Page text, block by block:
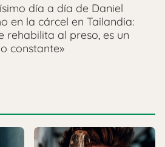
día a día de Daniel
en la cárcel en Tailandia:
rehabilita al preso, es un
constante»